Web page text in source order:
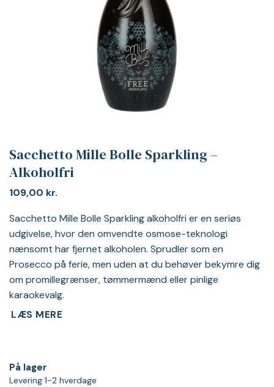
Sacchetto Mille Bolle Sparkling –
Alkoholfri
109,00 kr.
Sacchetto Mille Bolle Sparkling alkoholfri er en seriøs
udgivelse, hvor den omvendte osmose-teknologi
nænsomt har fjernet alkoholen. Sprudler som en
Prosecco på ferie, men uden at du behøver bekymre dig
om promillegrænser, tømmermænd eller pinlige
karaokevalg.
LÆS MERE
På lager
Levering 1-2 hverdage